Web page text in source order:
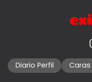
Diario Perfil Caras